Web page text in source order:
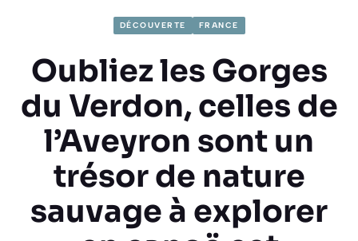
DÉCOUVERTE FRANCE
Oubliez les Gorges
du Verdon, celles de
l’Aveyron sont un
trésor de nature
sauvage à explorer